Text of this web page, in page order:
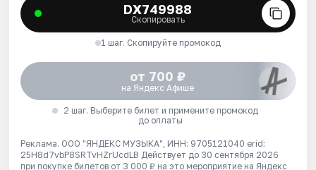
DX749988
Скопировать
1 шаг. Скопируйте промокод
от 700 ₽
на Яндекс Афише
2 шаг. Выберите билет и примените промокод
до оплаты
Реклама. ООО "ЯНДЕКС МУЗЫКА", ИНН: 9705121040 erid:
25H8d7vbP8SRTvHZrUcdLB Действует до 30 сентября 2026
при покупке билетов от 3 000 ₽ на это мероприятие на Яндекс